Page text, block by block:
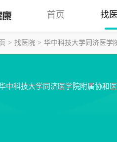
首页 找
找医院 华中科技大学同济医学
中科技大学同济医学院附属协和